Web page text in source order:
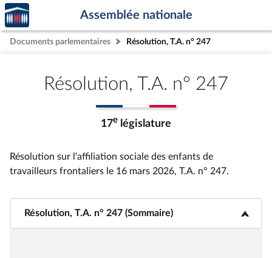
Aller au contenu
Aller en bas de la page
Accèder
à la
page
d'accueil
Assemblée nationale
Documents parlementaires Résolution, T.A. n° 247
Résolution, T.A. n° 247
17e législature
Résolution sur l'affiliation sociale des enfants de
travailleurs frontaliers le 16 mars 2026, T.A. n° 247.
Résolution, T.A. n° 247 (Sommaire)
<b>Résolution, T.A. n° 247 (Sommaire)</b>